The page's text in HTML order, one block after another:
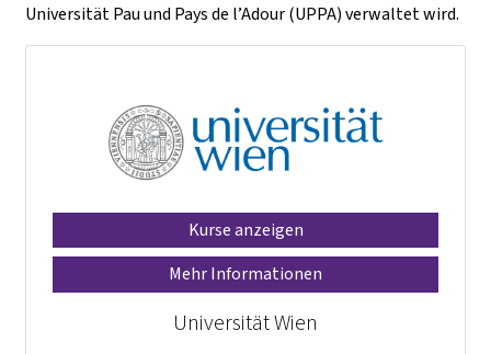
Universität Pau und Pays de l’Adour (UPPA) verwaltet wird.
Kurse anzeigen
Mehr Informationen
Universität Wien